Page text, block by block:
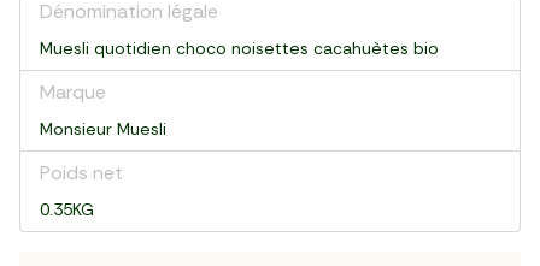
Dénomination légale
Muesli quotidien choco noisettes cacahuètes bio
Marque
Monsieur Muesli
Poids net
0.35KG